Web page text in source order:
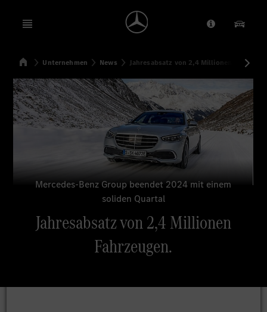
Open menu Anbieter/
SuchenStartseite
Unternehmen News Jahresabsatz von 2,4 Millionen
Mercedes-Benz Group beendet 2024 mit einem
soliden Quartal
Jahresabsatz von 2,4 Millionen
Fahrzeugen.